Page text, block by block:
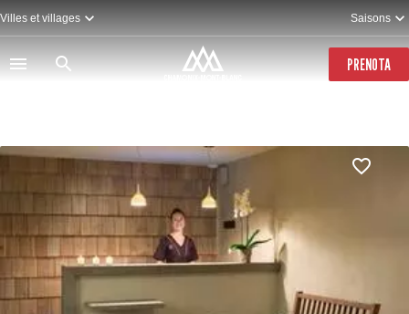
Salta
al
contenuto
principale
Villes et villages Saisons
PRENOTA